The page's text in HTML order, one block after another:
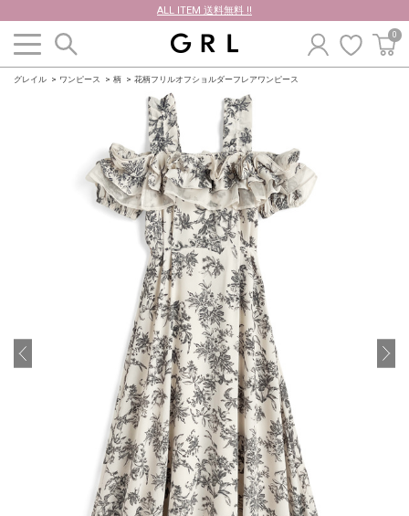
ALL ITEM 送料無料 !!
0
グレイル ワンピース 柄 花柄フリルオフショルダーフレアワンピース